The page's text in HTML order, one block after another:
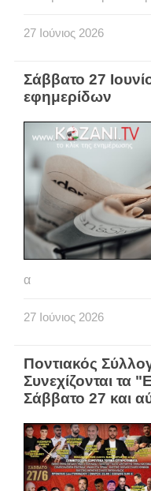
27 Ιούνιος 2026
Σάββατο 27
εφημερίδων
α
27 Ιούνιος 2026
Ποντιακός
Συνεχίζονται τα
Σάββατο 27 και